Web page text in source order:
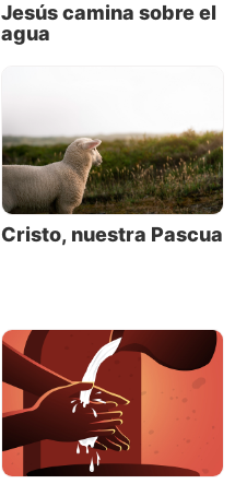
Jesús camina sobre el
agua
Cristo, nuestra Pascua